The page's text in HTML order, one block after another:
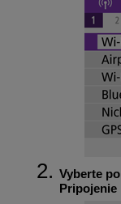
Vyberte
Pripojenie